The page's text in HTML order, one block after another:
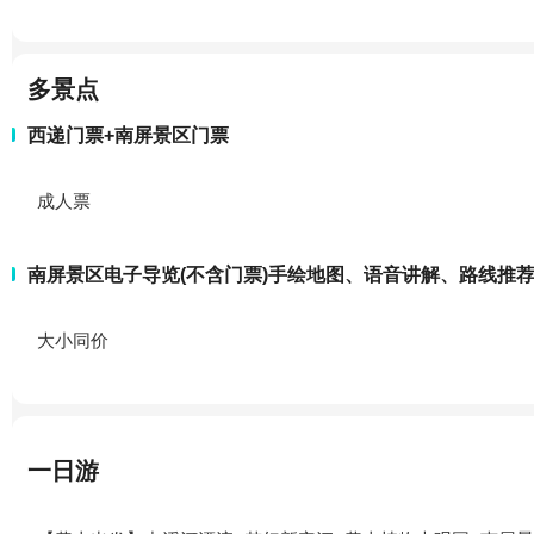
多景点
西递门票+南屏景区门票
成人票
南屏景区电子导览(不含门票)手绘地图、语音讲解、路线推荐
大小同价
一日游